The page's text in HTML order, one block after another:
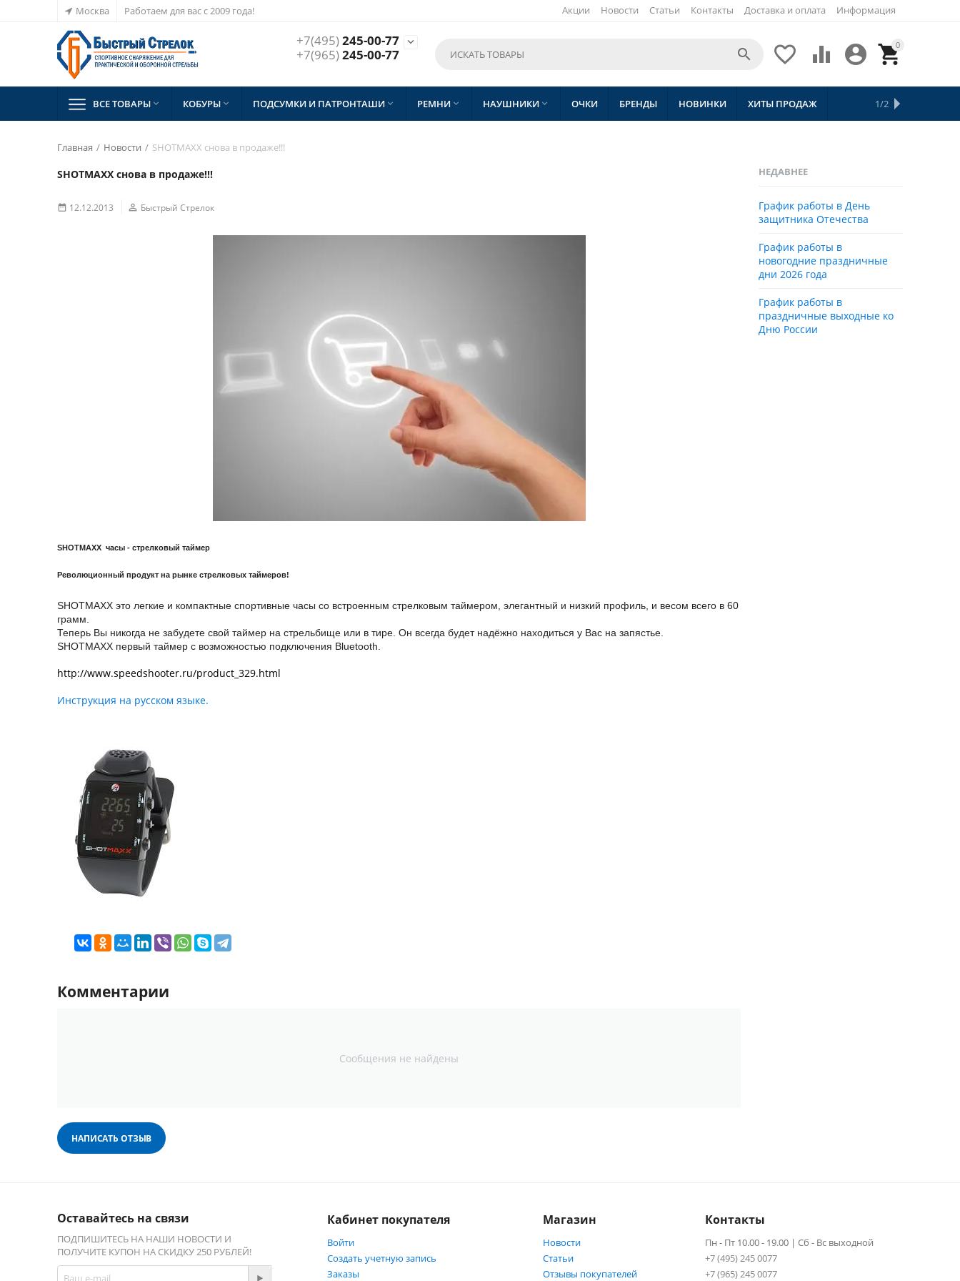
Москва Работаем для вас с 2009 года! Акции Новости Статьи Контакты Доставка и оплата Информация
+7(495)245-00-77
+7(965)245-00-77
 0


 

ВСЕ ТОВАРЫ  КОБУРЫ  ПОДСУМКИ И ПАТРОНТАШИ  РЕМНИ  НАУШНИКИ  ОЧКИ БРЕНДЫ НОВИНКИ ХИТЫ ПРОДАЖ ТОВАРЫ С БЕСПЛАТНОЙ
1/2
Главная / Новости / SHOTMAXX снова в продаже!!!
SHOTMAXX снова в продаже!!!
 12.12.2013  Быстрый Стрелок
SHOTMAXX часы - стрелковый таймер
Революционный продукт на рынке стрелковых таймеров!
SHOTMAXX это легкие и компактные спортивные часы со встроенным стрелковым таймером, элегантный и низкий профиль, и весом всего в 60
грамм.
Теперь Вы никогда не забудете свой таймер на стрельбище или в тире. Он всегда будет надёжно находиться у Вас на запястье.
SHOTMAXX первый таймер с возможностью подключения Bluetooth.
http://www.speedshooter.ru/product_329.html
Инструкция на русском языке.
Комментарии
Сообщения не найдены
НАПИСАТЬ ОТЗЫВ
НЕДАВНЕЕ
График работы в День
защитника Отечества
График работы в
новогодние праздничные
дни 2026 года
График работы в
праздничные выходные ко
Дню России
Оставайтесь на связи
ПОДПИШИТЕСЬ НА НАШИ НОВОСТИ И
ПОЛУЧИТЕ КУПОН НА СКИДКУ 250 РУБЛЕЙ!
Кабинет покупателя
Войти
Создать учетную запись
Заказы
Магазин
Новости
Статьи
Отзывы покупателей
Контакты
Пн - Пт 10.00 - 19.00 | Сб - Вс выходной
+7 (495) 245 0077
+7 (965) 245 0077